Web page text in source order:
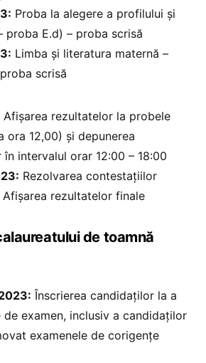
Proba la alegere a profilului și
proba E.d) – proba scrisă
Limba și literatura maternă –
scrisă
Afișarea rezultatelor la probele
ora 12,00) și depunerea
intervalul orar 12:00 – 18:00
Rezolvarea contestațiilor
Afișarea rezultatelor finale
de toamnă
Înscrierea candidaților la a
de examen, inclusiv a candidaților
examenele de corigențe